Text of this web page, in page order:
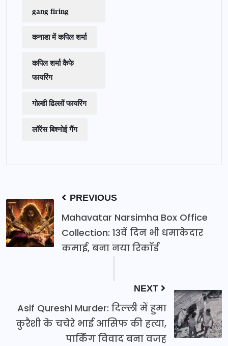
gang firing
कनाडा में कपिल शर्मा
कपिल शर्मा कैफे
फायरिंग
गोल्डी ढिल्लों फायरिंग
लॉरेंस बिश्नोई गैंग
PREVIOUS
Mahavatar Narsimha Box Office
Collection: 13वें दिन भी धमाकेदार
कमाई, बना नया रिकॉर्ड
NEXT
Asif Qureshi Murder: दिल्ली में हुमा
कुरैशी के चचेरे भाई आसिफ की हत्या,
पार्किंग विवाद बना वजह